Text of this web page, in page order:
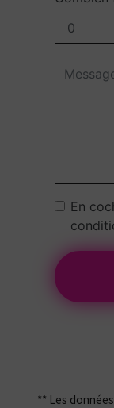
En
** Les